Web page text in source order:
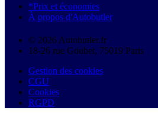
*Prix et économies
À propos d'Autobutler
© 2026 Autobutler.fr
18-26 rue Goubet, 75019 Paris
Gestion des cookies
CGU
Cookies
RGPD